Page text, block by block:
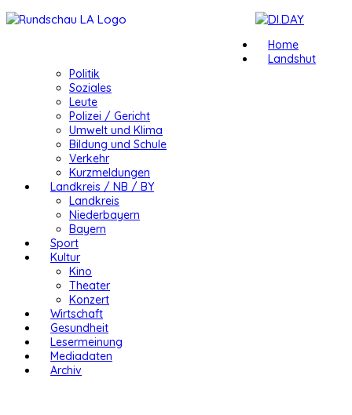
Home
Landshut
Politik
Soziales
Leute
Polizei / Gericht
Umwelt und Klima
Bildung und Schule
Verkehr
Kurzmeldungen
Landkreis / NB / BY
Landkreis
Niederbayern
Bayern
Sport
Kultur
Kino
Theater
Konzert
Wirtschaft
Gesundheit
Lesermeinung
Mediadaten
Archiv